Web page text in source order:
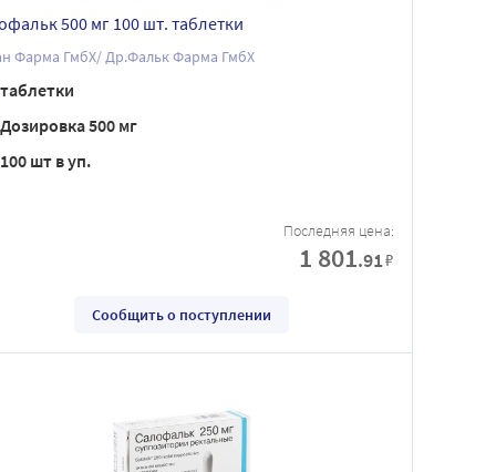
500 мг 100 шт. таблетки
Фарма ГмбХ/ Др.Фальк Фарма ГмбХ
таблетки
Дозировка 500 мг
100 шт в уп.
Последняя цена:
1 801.91₽
Сообщить о поступлении